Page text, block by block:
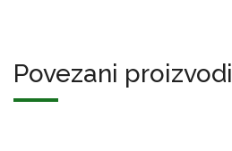
Povezani proizvodi